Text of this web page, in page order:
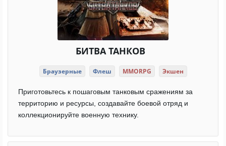
БИТВА ТАНКОВ
Браузерные Флеш MMORPG Экшен
Приготовьтесь к пошаговым танковым сражениям за
территорию и ресурсы, создавайте боевой отряд и
коллекционируйте военную технику.